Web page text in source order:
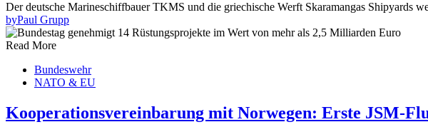
Der deutsche Marineschiffbauer TKMS und die griechische Werft Skaramangas Shipyards
byPaul Grupp
Read More
Bundeswehr
NATO & EU
Kooperationsvereinbarung mit Norwegen: Erste JSM-